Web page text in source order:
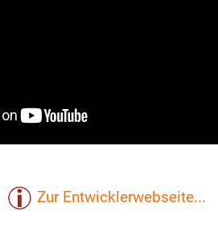
Zur Entwicklerwebseite...